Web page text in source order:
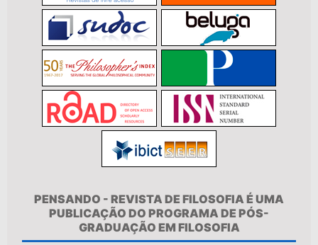
PENSANDO - REVISTA DE FILOSOFIA É UMA
PUBLICAÇÃO DO PROGRAMA DE PÓS-
GRADUAÇÃO EM FILOSOFIA